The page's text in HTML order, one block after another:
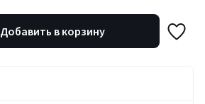
Добавить в корзину